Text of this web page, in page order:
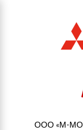
ООО «М-